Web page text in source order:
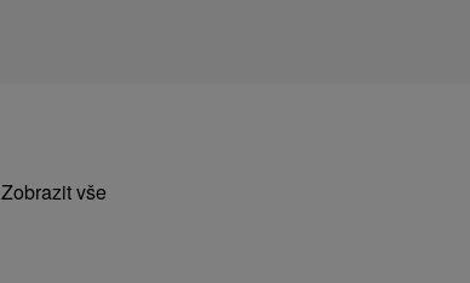
Zobrazit vše